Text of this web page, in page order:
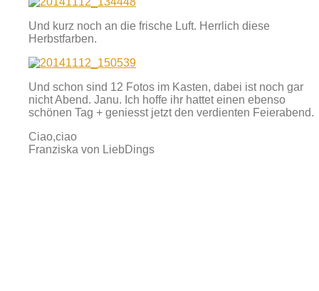
Und kurz noch an die frische Luft. Herrlich diese
Herbstfarben.
Und schon sind 12 Fotos im Kasten, dabei ist noch gar
nicht Abend. Janu. Ich hoffe ihr hattet einen ebenso
schönen Tag + geniesst jetzt den verdienten Feierabend.
Ciao,ciao
Franziska von LiebDings